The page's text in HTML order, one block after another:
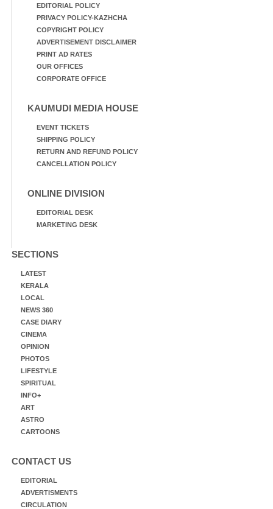
EDITORIAL POLICY
PRIVACY POLICY-KAZHCHA
COPYRIGHT POLICY
ADVERTISEMENT DISCLAIMER
PRINT AD RATES
OUR OFFICES
CORPORATE OFFICE
KAUMUDI MEDIA HOUSE
EVENT TICKETS
SHIPPING POLICY
RETURN AND REFUND POLICY
CANCELLATION POLICY
ONLINE DIVISION
EDITORIAL DESK
MARKETING DESK
SECTIONS
LATEST
KERALA
LOCAL
NEWS 360
CASE DIARY
CINEMA
OPINION
PHOTOS
LIFESTYLE
SPIRITUAL
INFO+
ART
ASTRO
CARTOONS
CONTACT US
EDITORIAL
ADVERTISMENTS
CIRCULATION